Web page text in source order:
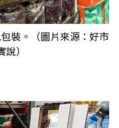
裝。（圖片來源：好市
）